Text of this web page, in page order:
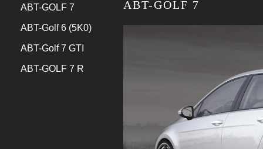
ABT-GOLF 7
ABT-Golf 6 (5K0)
ABT-Golf 7 GTI
ABT-GOLF 7 R
ABT-GOLF 7